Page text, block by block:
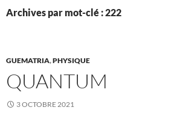
Archives par mot-clé : 222
GUEMATRIA,PHYSIQUE
QUANTUM
3 OCTOBRE 2021